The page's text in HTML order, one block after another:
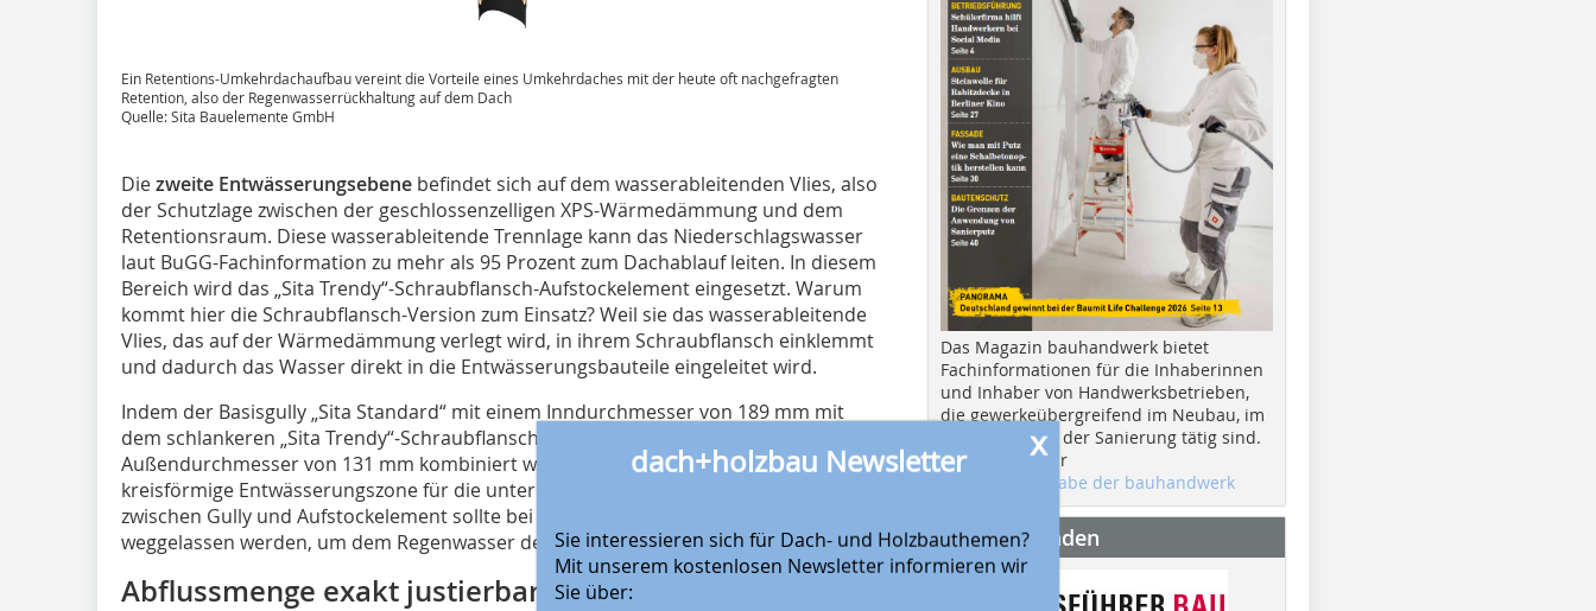
Ein Retentions-Umkehrdachaufbau vereint die Vorteile eines Umkehrdaches mit der heute oft nachgefragten
Retention, also der Regenwasserrückhaltung auf dem Dach
Quelle: Sita Bauelemente GmbH
Diezweite Entwässerungsebene befindet sich auf dem wasserableitenden Vlies, also
der Schutzlage zwischen der geschlossenzelligen XPS-Wärmedämmung und dem
Retentionsraum. Diese wasserableitende Trennlage kann das Niederschlagswasser
laut BuGG-Fachinformation zu mehr als 95 Prozent zum Dachablauf leiten. In diesem
Bereich wird das „Sita Trendy“-Schraubflansch-Aufstockelement eingesetzt. Warum
kommt hier die Schraubflansch-Version zum Einsatz? Weil sie das wasserableitende
Vlies, das auf der Wärmedämmung verlegt wird, in ihrem Schraubflansch einklemmt
und dadurch das Wasser direkt in die Entwässerungsbauteile eingeleitet wird.
Indem der Basisgully „Sita Standard“ mit einem Inndurchmesser von 189 mm mit
dem schlankeren „Sita Trendy“-Schraubflansch-Aufstockelement mit einem
Außendurchmesser von 131 mm kombiniert wird, verbleibt eine größere,
kreisförmige Entwässerungszone für die untere Entwässerungsebene. Eine Dichtung
zwischen Gully und Aufstockelement sollte bei Umkehrdächern bewusst
weggelassen werden, um dem Regenwasser den Weg in den Basisgully zu ebnen.
Abflussmenge exakt justierbar
x
dach+holzbau Newsletter
Sie interessieren sich für Dach- und Holzbauthemen?
Mit unserem kostenlosen Newsletter informieren wir
Sie über:
Das Magazin bauhandwerk bietet
Fachinformationen für die Inhaberinnen
und Inhaber von Handwerksbetrieben,
die gewerkeübergreifend im Neubau, im
Ausbau und in der Sanierung tätig sind.
Hier geht es zur
aktuellen Ausgabe der bauhandwerk
Anbieter finden